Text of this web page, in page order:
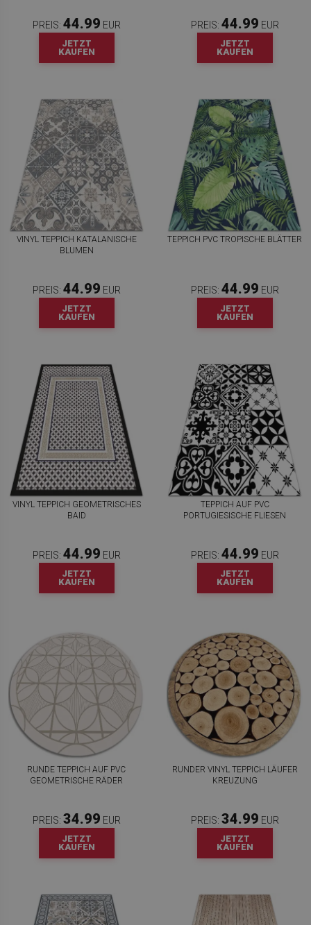
PREIS: 44.99 EUR
JETZT
KAUFEN
PREIS: 44.99 EUR
JETZT
KAUFEN
VINYL TEPPICH KATALANISCHE
BLUMEN
PREIS: 44.99 EUR
JETZT
KAUFEN
TEPPICH PVC TROPISCHE BLÄTTER
PREIS: 44.99 EUR
JETZT
KAUFEN
VINYL TEPPICH GEOMETRISCHES
BAID
PREIS: 44.99 EUR
JETZT
KAUFEN
TEPPICH AUF PVC
PORTUGIESISCHE FLIESEN
PREIS: 44.99 EUR
JETZT
KAUFEN
RUNDE TEPPICH AUF PVC
GEOMETRISCHE RÄDER
PREIS: 34.99 EUR
JETZT
KAUFEN
RUNDER VINYL TEPPICH LÄUFER
KREUZUNG
PREIS: 34.99 EUR
JETZT
KAUFEN